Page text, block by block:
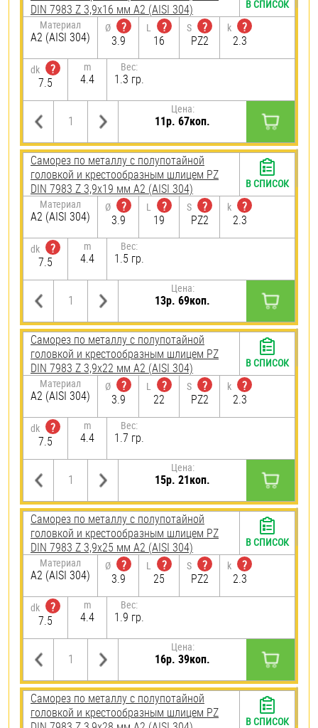
DIN 7983 Z 3,9х16 мм А2 (AISI 304)
Материал
А2 (AISI 304)
Ø
?
3.9
L
?
16
S
?
PZ2
k
?
2.3
dk
?
7.5
m
4.4
Вес:
1.3 гр.
Цена:
11р. 67коп.
В СПИСОК
Саморез по металлу с полупотайной
головкой и крестообразным шлицем PZ
DIN 7983 Z 3,9х19 мм А2 (AISI 304)
Материал
А2 (AISI 304)
Ø
?
3.9
L
?
19
S
?
PZ2
k
?
2.3
dk
?
7.5
m
4.4
Вес:
1.5 гр.
Цена:
13р. 69коп.
В СПИСОК
Саморез по металлу с полупотайной
головкой и крестообразным шлицем PZ
DIN 7983 Z 3,9х22 мм А2 (AISI 304)
Материал
А2 (AISI 304)
Ø
?
3.9
L
?
22
S
?
PZ2
k
?
2.3
dk
?
7.5
m
4.4
Вес:
1.7 гр.
Цена:
15р. 21коп.
В СПИСОК
Саморез по металлу с полупотайной
головкой и крестообразным шлицем PZ
DIN 7983 Z 3,9х25 мм А2 (AISI 304)
Материал
А2 (AISI 304)
Ø
?
3.9
L
?
25
S
?
PZ2
k
?
2.3
dk
?
7.5
m
4.4
Вес:
1.9 гр.
Цена:
16р. 39коп.
В СПИСОК
Саморез по металлу с полупотайной
головкой и крестообразным шлицем PZ
В СПИСОК